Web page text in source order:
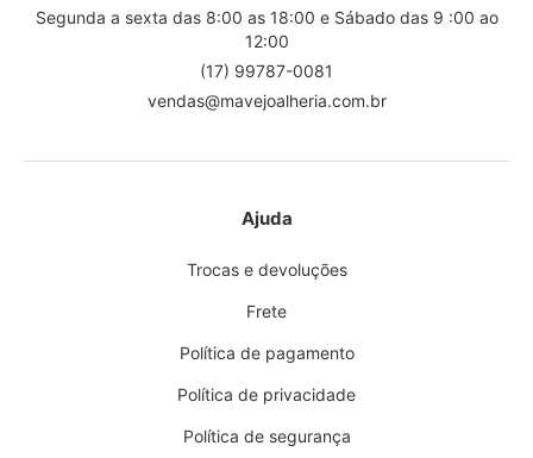
Segunda a sexta das 8:00 as 18:00 e Sábado das 9 :00 ao
12:00
(17) 99787-0081
vendas@mavejoalheria.com.br
Ajuda
Trocas e devoluções
Frete
Política de pagamento
Política de privacidade
Política de segurança